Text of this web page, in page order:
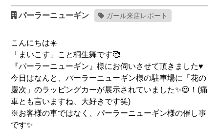
パーラーニューギン ガール来店レポート
こんにちは☀️
「まいこす」こと桐生舞です🥰
『パーラーニューギン』様にお伺いさせて頂きました♥️
今日はなんと、パーラーニューギン様の駐車場に「花の
慶次」のラッピングカーが展示されていました✨😍！(痛
車とも言いますね、大好きです笑)
※お客様の車ではなく、パーラーニューギン様の催し事
です✨